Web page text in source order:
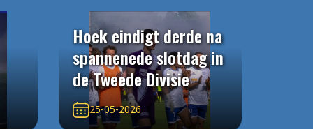
Hoek eindigt derde na
spannenede slotdag in
de Tweede Divisie
25-05-2026